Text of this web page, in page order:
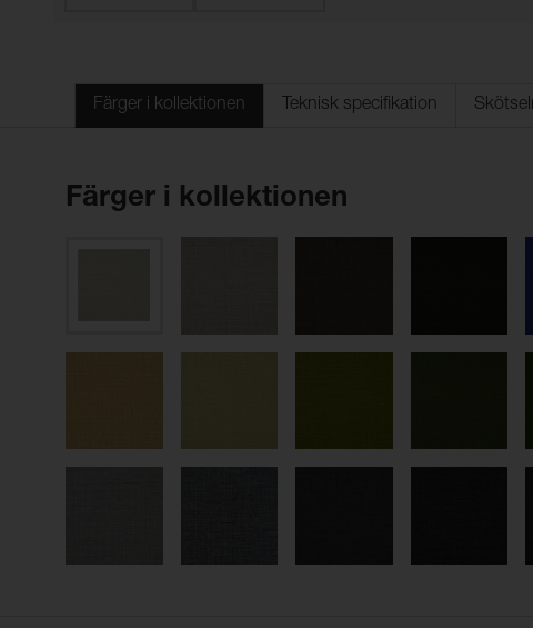
Färger i kollektionen Teknisk specifikation
Färger i kollektionen